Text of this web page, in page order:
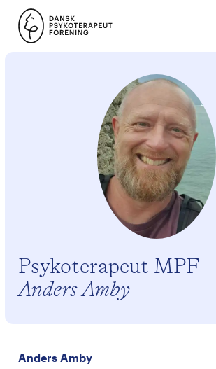
Psykoterapeut MPF
Anders Amby
Anders Amby